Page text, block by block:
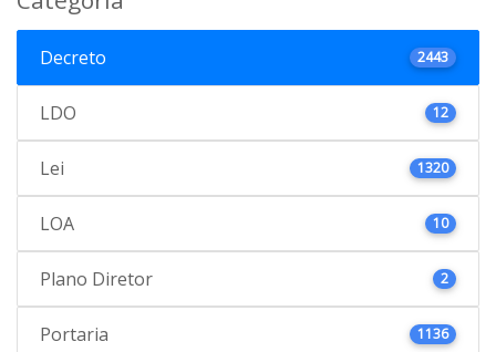
Decreto 2443
LDO 12
Lei 1320
LOA 10
Plano Diretor 2
Portaria 1136